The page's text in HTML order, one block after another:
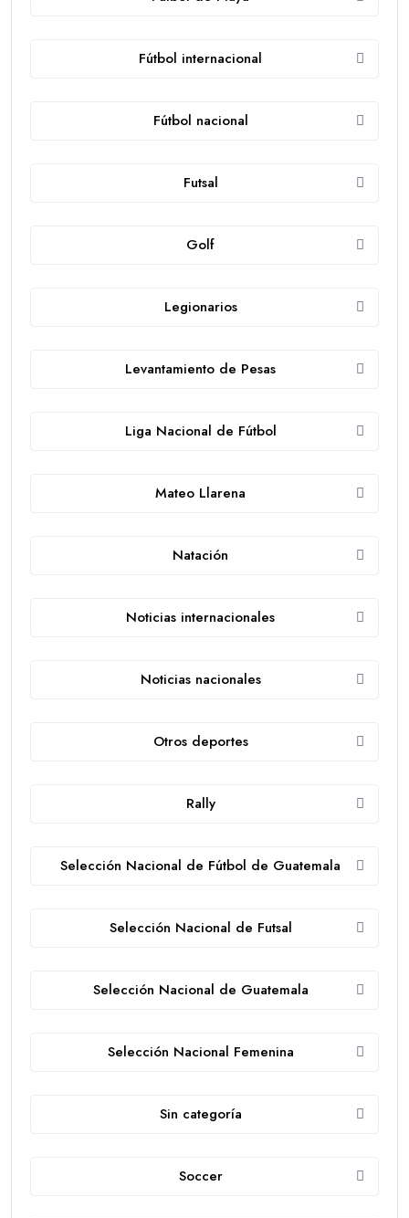
Fútbol internacional
Fútbol nacional
Futsal
Golf
Legionarios
Levantamiento de Pesas
Liga Nacional de Fútbol
Mateo Llarena
Natación
Noticias internacionales
Noticias nacionales
Otros deportes
Rally
Selección Nacional de Fútbol de Guatemala
Selección Nacional de Futsal
Selección Nacional de Guatemala
Selección Nacional Femenina
Sin categoría
Soccer